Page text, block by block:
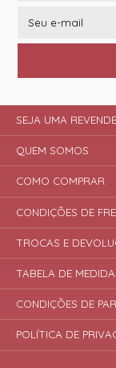
SEJA UMA
QUEM SOMOS
COMO COMPRAR
CONDIÇÕES DE
TROCAS E
TABELA DE
CONDIÇÕES DE
POLÍTICA DE